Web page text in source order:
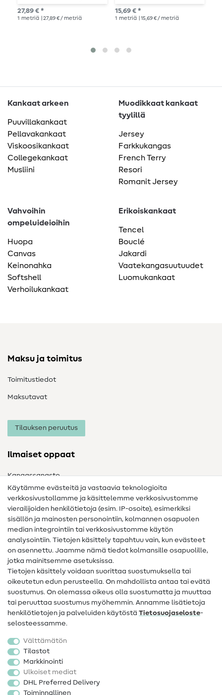
Liebe Hand on Hearts
Lucky Knit Sininen
27,89 € *
1 metriä | 27,89 € / metriä
15,69 € *
1 metriä | 15,69 € / metriä
Kankaat arkeen
Puuvillakankaat
Pellavakankaat
Viskoosikankaat
Collegekankaat
Musliini
Muodikkaat kankaat
tyylillä
Jersey
Farkkukangas
French Terry
Resori
Romanit Jersey
Vahvoihin
ompeluideioihin
Huopa
Canvas
Keinonahka
Softshell
Verhoilukankaat
Erikoiskankaat
Tencel
Bouclé
Jakardi
Vaatekangasuutuudet
Luomukankaat
Maksu ja toimitus
Toimitustiedot
Maksutavat
Tilauksen peruutus
Ilmaiset oppaat
Kangassanasto
Ompelusanasto
Ompeluohjeet
Apua ja yhteystiedot
Yhteystiedot
Tietoa omistajanvaihdoksesta
Peruutusoikeus
Suosittu
Kankaat
Ompelutarvikkeet
Ale
Käytämme evästeitä ja vastaavia teknologioita
verkkosivustollamme ja käsittelemme verkkosivustomme
vierailijoiden henkilötietoja (esim. IP-osoite), esimerkiksi
sisällön ja mainosten personointiin, kolmannen osapuolen
median integrointiin tai verkkosivustomme käytön
analysointiin. Tietojen käsittely tapahtuu vain, kun evästeet
on asennettu. Jaamme nämä tiedot kolmansille osapuolille,
jotka mainitsemme asetuksissa.
Tietojen käsittely voidaan suorittaa suostumuksella tai
oikeutetun edun perusteella. On mahdollista antaa tai evätä
suostumus. On olemassa oikeus olla suostumatta ja muuttaa
tai peruuttaa suostumus myöhemmin. Annamme lisätietoja
henkilötietojen ja palveluiden käytöstä Tietosuojaseloste-
selosteessamme.
Välttämätön
Tilastot
Markkinointi
Ulkoiset mediat
DHL Preferred Delivery
Toiminnallinen